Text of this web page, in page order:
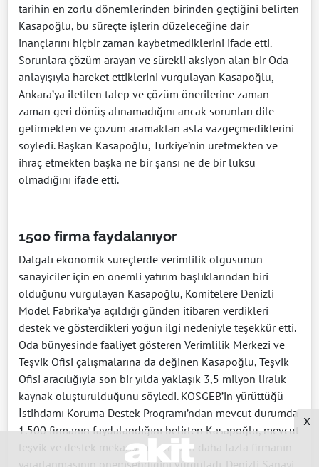
tarihin en zorlu dönemlerinden birinden geçtiğini belirten
Kasapoğlu, bu süreçte işlerin düzeleceğine dair
inançlarını hiçbir zaman kaybetmediklerini ifade etti.
Sorunlara çözüm arayan ve sürekli aksiyon alan bir Oda
anlayışıyla hareket ettiklerini vurgulayan Kasapoğlu,
Ankara’ya iletilen talep ve çözüm önerilerine zaman
zaman geri dönüş alınamadığını ancak sorunları dile
getirmekten ve çözüm aramaktan asla vazgeçmediklerini
söyledi. Başkan Kasapoğlu, Türkiye’nin üretmekten ve
ihraç etmekten başka ne bir şansı ne de bir lüksü
olmadığını ifade etti.
1500 firma faydalanıyor
Dalgalı ekonomik süreçlerde verimlilik olgusunun
sanayiciler için en önemli yatırım başlıklarından biri
olduğunu vurgulayan Kasapoğlu, Komitelere Denizli
Model Fabrika’ya açıldığı günden itibaren verdikleri
destek ve gösterdikleri yoğun ilgi nedeniyle teşekkür etti.
Oda bünyesinde faaliyet gösteren Verimlilik Merkezi ve
Teşvik Ofisi çalışmalarına da değinen Kasapoğlu, Teşvik
Ofisi aracılığıyla son bir yılda yaklaşık 3,5 milyon liralık
kaynak oluşturulduğunu söyledi. KOSGEB’in yürüttüğü
İstihdamı Koruma Destek Programı’ndan mevcut durumda
1.500 firmanın faydalandığını belirten Kasapoğlu, mevcut
teşvik ve destek mekanizmalarından daha fazla firmanın
yararlanmasının önemsendiğini vurguladı. Denizli Sanayi
x